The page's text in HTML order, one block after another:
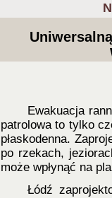
Ewakuacja
patrolowa to tylko
płaskodenna.
po rzekach,
może wpłynąć na
Łódź